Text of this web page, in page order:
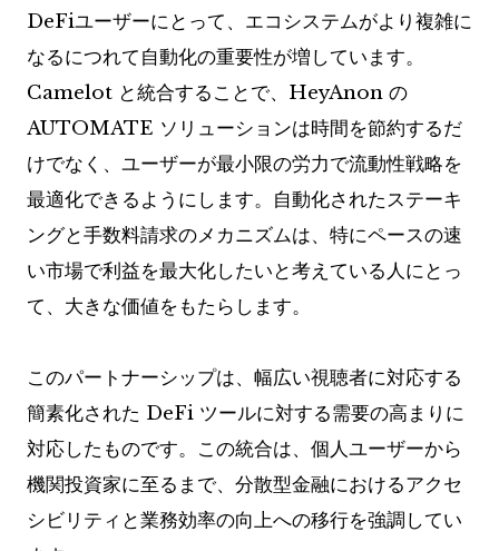
DeFiユーザーにとって、エコシステムがより複雑に
なるにつれて自動化の重要性が増しています。
Camelot と統合することで、HeyAnon の
AUTOMATE ソリューションは時間を節約するだ
けでなく、ユーザーが最小限の労力で流動性戦略を
最適化できるようにします。自動化されたステーキ
ングと手数料請求のメカニズムは、特にペースの速
い市場で利益を最大化したいと考えている人にとっ
て、大きな価値をもたらします。
このパートナーシップは、幅広い視聴者に対応する
簡素化された DeFi ツールに対する需要の高まりに
対応したものです。この統合は、個人ユーザーから
機関投資家に至るまで、分散型金融におけるアクセ
シビリティと業務効率の向上への移行を強調してい